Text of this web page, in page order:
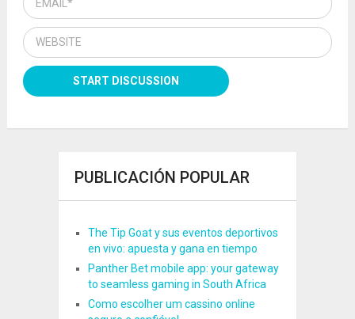
PUBLICACIÓN POPULAR
The Tip Goat y sus eventos deportivos
en vivo: apuesta y gana en tiempo
Panther Bet mobile app: your gateway
to seamless gaming in South Africa
Como escolher um cassino online